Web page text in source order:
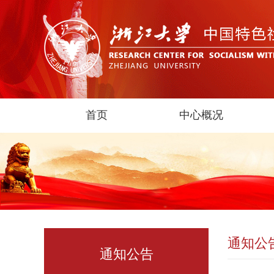
首页 中心概况
通知公告
通知公